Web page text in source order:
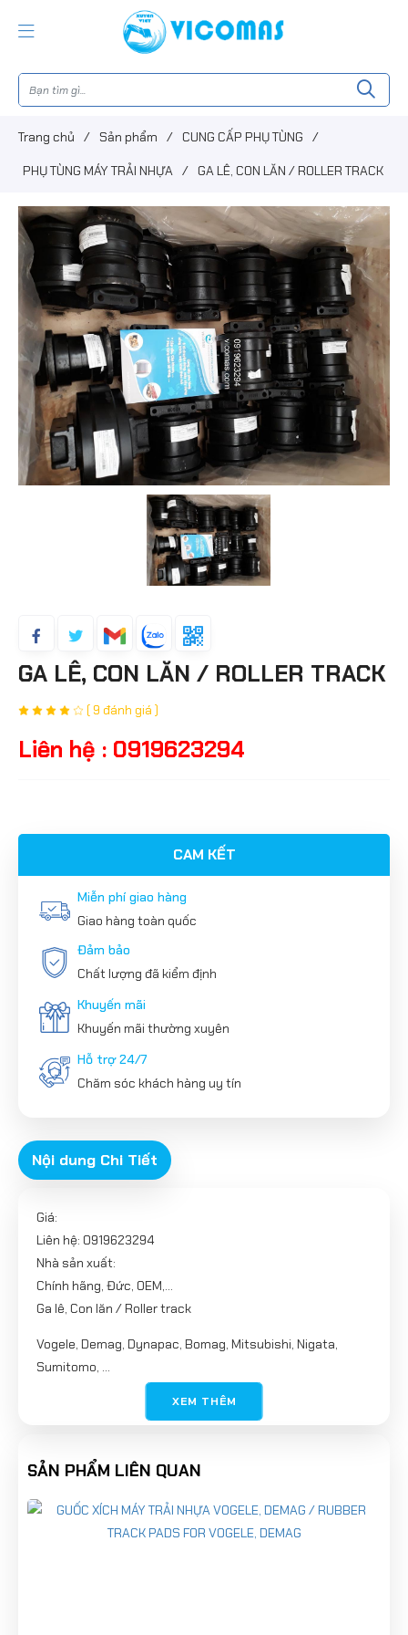
Trang chủ / Sản phẩm / CUNG CẤP PHỤ TÙNG /
PHỤ TÙNG MÁY TRẢI NHỰA / GA LÊ, CON LĂN / ROLLER TRACK
GA LÊ, CON LĂN / ROLLER TRACK
( 9 đánh giá )
Liên hệ : 0919623294
CAM KẾT
Miễn phí giao hàng
Giao hàng toàn quốc
Đảm bảo
Chất lượng đã kiểm định
Khuyến mãi
Khuyến mãi thường xuyên
Hỗ trợ 24/7
Chăm sóc khách hàng uy tín
Nội dung Chi Tiết
Giá:
Liên hệ: 0919623294
Nhà sản xuất:
Chính hãng, Đức, OEM,...
Ga lê, Con lăn / Roller track
Vogele, Demag, Dynapac, Bomag, Mitsubishi, Nigata,
Sumitomo, ...
Roller track
Demag
XEM THÊM
SẢN PHẨM LIÊN QUAN